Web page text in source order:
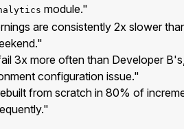
module."
are consistently 2x slower
3x more often than Developer
configuration issue."
from scratch in 80% of